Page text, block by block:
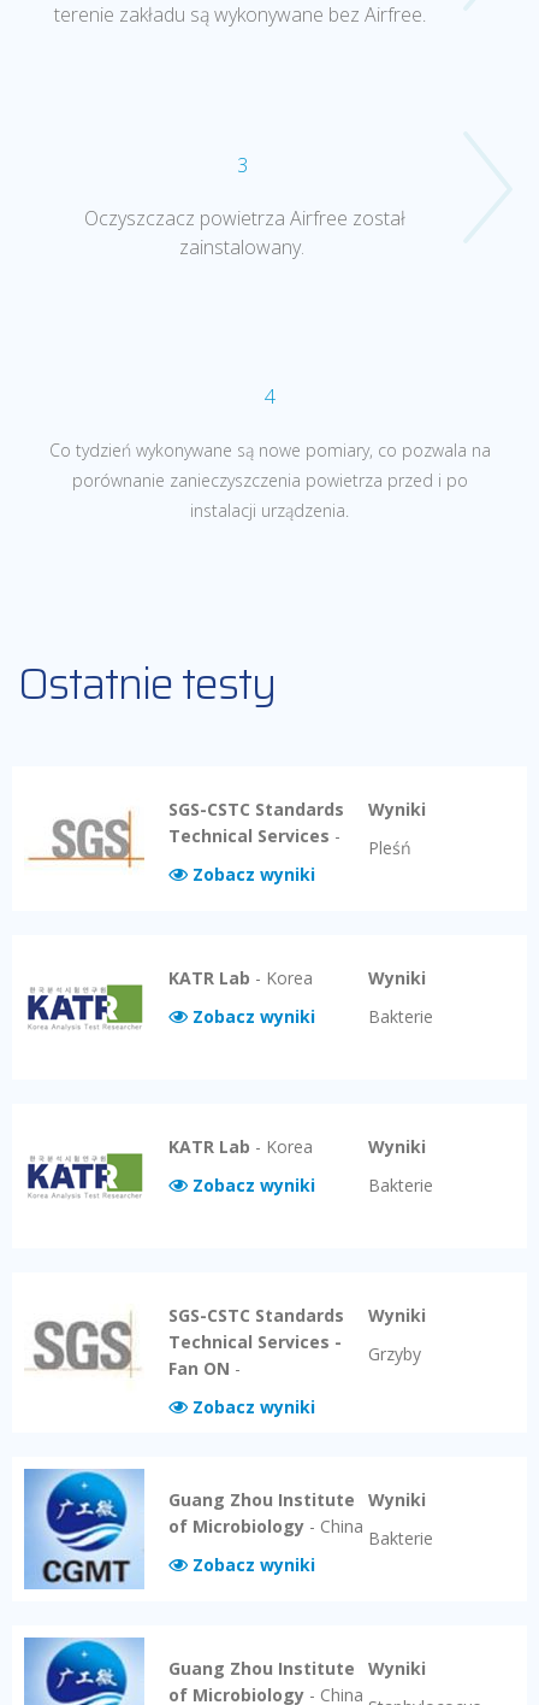
terenie zakładu są wykonywane bez Airfree.
3
Oczyszczacz powietrza Airfree został
zainstalowany.
4
Co tydzień wykonywane są nowe pomiary, co pozwala na
porównanie zanieczyszczenia powietrza przed i po
instalacji urządzenia.
Ostatnie testy
SGS-CSTC Standards
Technical Services -
Zobacz wyniki
Wyniki
Pleśń
KATR Lab - Korea
Zobacz wyniki
Wyniki
Bakterie
KATR Lab - Korea
Zobacz wyniki
Wyniki
Bakterie
SGS-CSTC Standards
Technical Services -
Fan ON -
Zobacz wyniki
Wyniki
Grzyby
Guang Zhou Institute
of Microbiology - China
Zobacz wyniki
Wyniki
Bakterie
Guang Zhou Institute
of Microbiology - China
Wyniki